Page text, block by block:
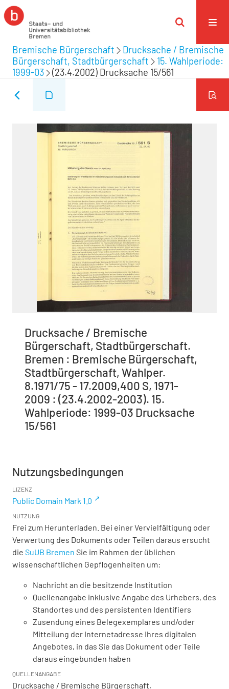
Bremische Bürgerschaft
Drucksache / Bremische
Bürgerschaft, Stadtbürgerschaft
15. Wahlperiode:
1999-03
(23.4.2002) Drucksache 15/561
Drucksache / Bremische
Bürgerschaft, Stadtbürgerschaft.
Bremen : Bremische Bürgerschaft,
Stadtbürgerschaft, Wahlper.
8.1971/75 - 17.2009,400 S, 1971-
2009 : (23.4.2002-2003). 15.
Wahlperiode: 1999-03 Drucksache
15/561
Nutzungsbedingungen
LIZENZ
Public Domain Mark 1.0
NUTZUNG
Frei zum Herunterladen. Bei einer Vervielfältigung oder
Verwertung des Dokuments oder Teilen daraus ersucht
die SuUB Bremen Sie im Rahmen der üblichen
wissenschaftlichen Gepflogenheiten um:
Nachricht an die besitzende Institution
Quellenangabe inklusive Angabe des Urhebers, des
Standortes und des persistenten Identifiers
Zusendung eines Belegexemplares und/oder
Mitteilung der Internetadresse Ihres digitalen
Angebotes, in das Sie das Dokument oder Teile
daraus eingebunden haben
QUELLENANGABE
Drucksache / Bremische Bürgerschaft,